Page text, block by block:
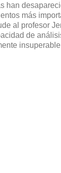
han
más
al profesor
de